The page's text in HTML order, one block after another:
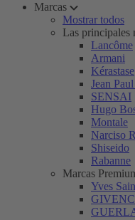
Marcas
Mostrar todos
Las principales
Lancôme
Armani
Kérastase
Jean
SENSAI
Hugo
Montale
Narciso
Shiseido
Rabanne
Marcas
Yves